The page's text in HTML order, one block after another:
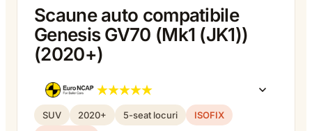
Scaune auto compatibile
Genesis GV70 (Mk1 (JK1))
(2020+)
SUV 2020+ 5-seat locuri
ISOFIX